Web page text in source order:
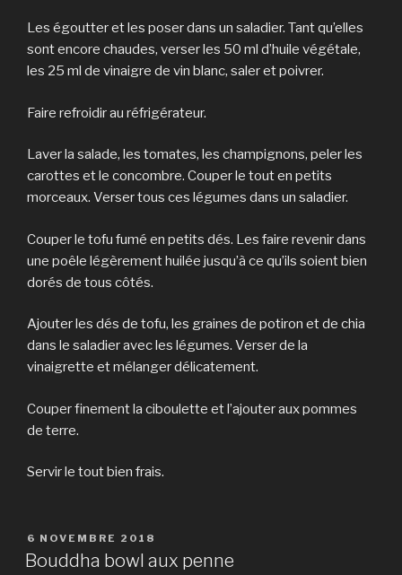
Les égoutter et les poser dans un saladier. Tant qu’elles
sont encore chaudes, verser les 50 ml d’huile végétale,
les 25 ml de vinaigre de vin blanc, saler et poivrer.
Faire refroidir au réfrigérateur.
Laver la salade, les tomates, les champignons, peler les
carottes et le concombre. Couper le tout en petits
morceaux. Verser tous ces légumes dans un saladier.
Couper le tofu fumé en petits dés. Les faire revenir dans
une poêle légèrement huilée jusqu’à ce qu’ils soient bien
dorés de tous côtés.
Ajouter les dés de tofu, les graines de potiron et de chia
dans le saladier avec les légumes. Verser de la
vinaigrette et mélanger délicatement.
Couper finement la ciboulette et l’ajouter aux pommes
de terre.
Servir le tout bien frais.
PUBLIÉ
LE
6 NOVEMBRE 2018
Bouddha bowl aux penne